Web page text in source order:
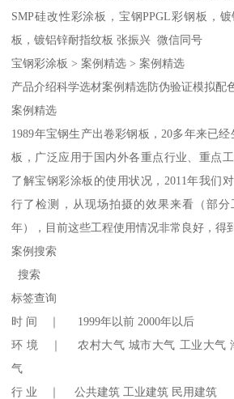
SMP硅改性彩涂板，宝钢PPGL彩钢板，
板，镀铝锌耐指纹板 张振兴 微信同号
宝钢彩涂板 > 案例精选 > 案例精选
产品介绍科学选材案例精选防伪验证模拟配
案例精选
1989年宝钢生产出卷彩钢板，20多年来已
板，广泛应用于国内外各重点行业、重点
了解宝钢彩涂板的使用状况，2011年我们
行了检测，从现场拍摄的效果来看（部分
年），目前这些工程使用情况非常良好，得
案例搜索
搜索
标签查询
时 间 ｜ 1999年以前 2000年以后
环 境 ｜ 农村大气 城市大气 工业大气
气
行 业 ｜ 公共建筑 工业建筑 民用建筑